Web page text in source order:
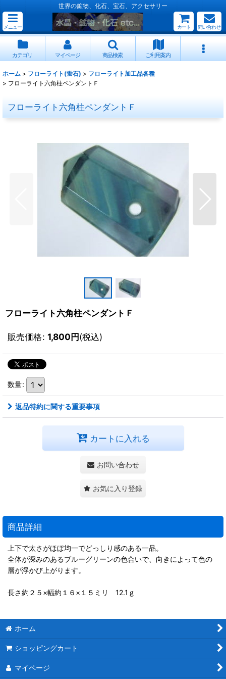
世界の鉱物、化石、宝石、アクセサリー
メニュー カート 問い合わせ
カテゴリ マイページ 商品検索 ご利用案内
ホーム > フローライト(蛍石) > フローライト加工品各種
> フローライト六角柱ペンダントＦ
フローライト六角柱ペンダントＦ
フローライト六角柱ペンダントＦ
販売価格: 1,800円(税込)
数量:
返品特約に関する重要事項
カートに入れる
お問い合わせ
お気に入り登録
商品詳細
上下で太さがほぼ均一でどっしり感のある一品。
全体が深みのあるブルーグリーンの色合いで、向きによって色の
層が浮かび上がります。
長さ約２５×幅約１６×１５ミリ 12.1ｇ
ホーム
ショッピングカート
マイページ